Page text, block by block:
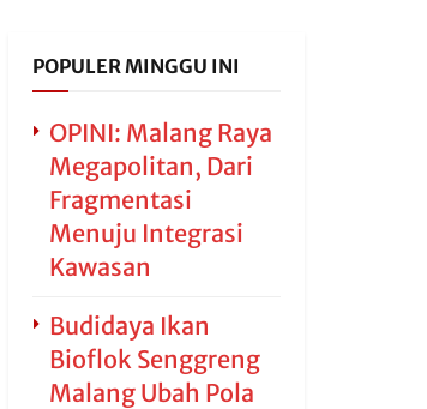
POPULER MINGGU INI
OPINI: Malang Raya
Megapolitan, Dari
Fragmentasi
Menuju Integrasi
Kawasan
Budidaya Ikan
Bioflok Senggreng
Malang Ubah Pola